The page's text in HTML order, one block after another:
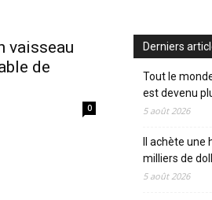
vaisseau
de
0
Derniers
Tout le
est devenu
5 août 2026
Il achète
milliers de
5 août 2026